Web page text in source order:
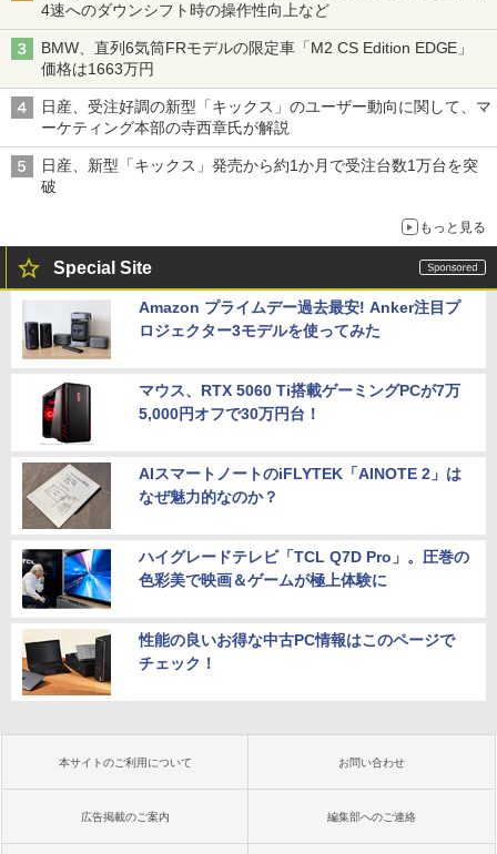
4速へのダウンシフト時の操作性向上など
BMW、直列6気筒FRモデルの限定車「M2 CS Edition EDGE」
価格は1663万円
日産、受注好調の新型「キックス」のユーザー動向に関して、マ
ーケティング本部の寺西章氏が解説
日産、新型「キックス」発売から約1か月で受注台数1万台を突
破
もっと見る
Special Site
Amazon プライムデー過去最安! Anker注目プ
ロジェクター3モデルを使ってみた
マウス、RTX 5060 Ti搭載ゲーミングPCが7万
5,000円オフで30万円台！
AIスマートノートのiFLYTEK「AINOTE 2」は
なぜ魅力的なのか？
ハイグレードテレビ「TCL Q7D Pro」。圧巻の
色彩美で映画＆ゲームが極上体験に
性能の良いお得な中古PC情報はこのページで
チェック！
本サイトのご利用について お問い合わせ
広告掲載のご案内 編集部へのご連絡